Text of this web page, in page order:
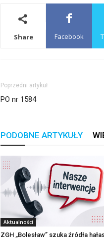
Share Facebook
Poprzedni artykuł
PO nr 1584
PODOBNE ARTYKUŁY
Aktualności
ZGH „Bolesław” szuka źródła